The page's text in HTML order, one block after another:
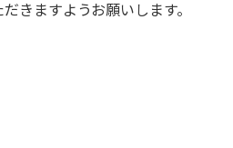
きますようお願いします。